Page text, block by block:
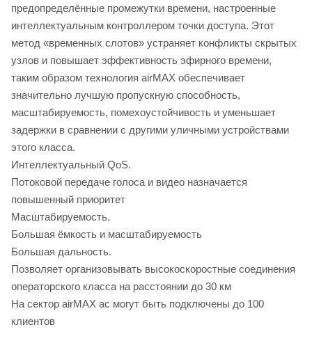
предопределённые промежутки времени, настроенные
интеллектуальным контроллером точки доступа. Этот
метод «временных слотов» устраняет конфликты скрытых
узлов и повышает эффективность эфирного времени,
таким образом технология airMAX обеспечивает
значительно лучшую пропускную способность,
масштабируемость, помехоустойчивость и уменьшает
задержки в сравнении с другими уличными устройствами
этого класса.
Интеллектуальный QoS.
Потоковой передаче голоса и видео назначается
повышенный приоритет
Масштабируемость.
Большая ёмкость и масштабируемость
Большая дальность.
Позволяет организовывать высокоскоростные соединения
операторского класса на расстоянии до 30 км
На сектор airMAX ac могут быть подключены до 100
клиентов